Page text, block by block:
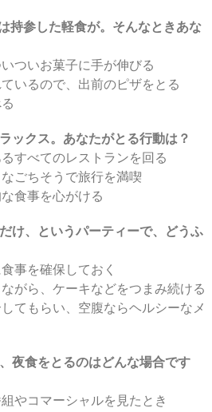
参した軽食が。そんなときあな
ついお菓子に手が伸びる
いるので、出前のピザをとる
クス。あなたがとる行動は？
すべてのレストランを回る
ごちそうで旅行を満喫
食事を心がける
、というパーティーで、どうふ
事を確保しておく
がら、ケーキなどをつまみ続ける
てもらい、空腹ならヘルシーなメ
食をとるのはどんな場合です
やコマーシャルを見たとき